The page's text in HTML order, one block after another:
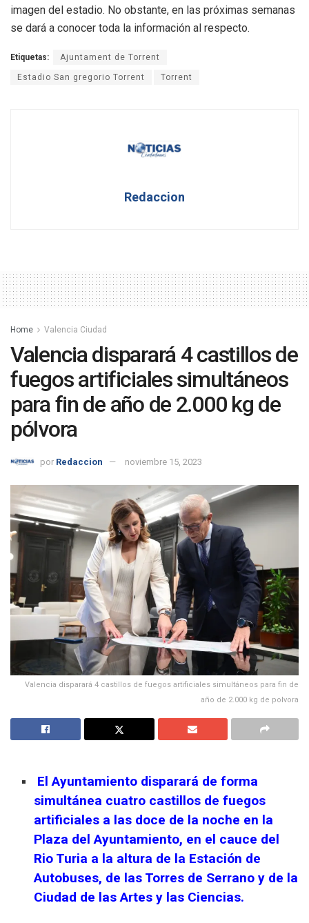
imagen del estadio. No obstante, en las próximas semanas
se dará a conocer toda la información al respecto.
Etiquetas: Ajuntament de Torrent
Estadio San gregorio Torrent Torrent
Redaccion
Home Valencia Ciudad
Valencia disparará 4 castillos de
fuegos artificiales simultáneos
para fin de año de 2.000 kg de
pólvora
por Redaccion noviembre 15, 2023
Valencia disparará 4 castillos de fuegos artificiales simultáneos para fin de
año de 2.000 kg de polvora
El Ayuntamiento disparará de forma
simultánea cuatro castillos de fuegos
artificiales a las doce de la noche en la
Plaza del Ayuntamiento, en el cauce del
Rio Turia a la altura de la Estación de
Autobuses, de las Torres de Serrano y de la
Ciudad de las Artes y las Ciencias.